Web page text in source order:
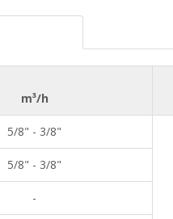
m³/h
5/8" - 3/8"
5/8" - 3/8"
-